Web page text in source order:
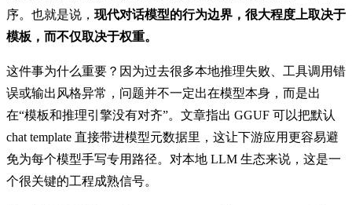
序。也就是说， 现代对话模型的行为边界，很大程度上取决于
模板，而不仅取决于权重。
这件事为什么重要？因为过去很多本地推理失败、工具调用错
误或输出风格异常，问题并不一定出在模型本身，而是出
在“模板和推理引擎没有对齐”。文章指出 GGUF 可以把默认
chat template 直接带进模型元数据里，这让下游应用更容易避
免为每个模型手写专用路径。对本地 LLM 生态来说，这是一
个很关键的工程成熟信号。